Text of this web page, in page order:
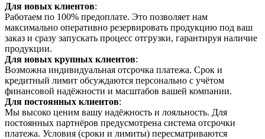
Для новых клиентов:
Работаем по 100% предоплате. Это позволяет нам
максимально оперативно резервировать продукцию под ваш
заказ и сразу запускать процесс отгрузки, гарантируя наличие
продукции.
Для новых крупных клиентов:
Возможна индивидуальная отсрочка платежа. Срок и
кредитный лимит обсуждаются персонально с учётом
финансовой надёжности и масштабов вашей компании.
Для постоянных клиентов:
Мы высоко ценим вашу надёжность и лояльность. Для
постоянных партнёров предусмотрена система отсрочки
платежа. Условия (сроки и лимиты) пересматриваются